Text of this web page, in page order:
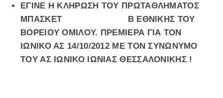
ΕΓΙΝΕ Η ΚΛΗΡΩΣΗ ΤΟΥ ΠΡΩΤΑΘΛΗΜΑΤΟΣ
ΜΠΑΣΚΕΤ Β ΕΘΝΙΚΗΣ ΤΟΥ
ΒΟΡΕΙΟΥ ΟΜΙΛΟΥ. ΠΡΕΜΙΕΡΑ ΓΙΑ ΤΟΝ
ΙΩΝΙΚΟ ΑΣ 14/10/2012 ΜΕ ΤΟΝ ΣΥΝΩΝΥΜΟ
ΤΟΥ ΑΣ ΙΩΝΙΚΟ ΙΩΝΙΑΣ ΘΕΣΣΑΛΟΝΙΚΗΣ !